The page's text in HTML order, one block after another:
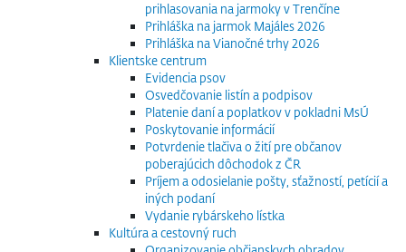
prihlasovania na jarmoky v Trenčíne
Prihláška na jarmok Majáles 2026
Prihláška na Vianočné trhy 2026
Klientske centrum
Evidencia psov
Osvedčovanie listín a podpisov
Platenie daní a poplatkov v pokladni MsÚ
Poskytovanie informácií
Potvrdenie tlačiva o žití pre občanov
poberajúcich dôchodok z ČR
Príjem a odosielanie pošty, sťažností, petícií a
iných podaní
Vydanie rybárskeho lístka
Kultúra a cestovný ruch